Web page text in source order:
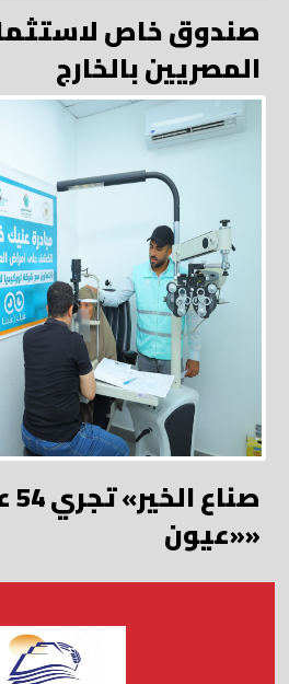
صندوق خاص
المصريين بالخارج
«عيون»